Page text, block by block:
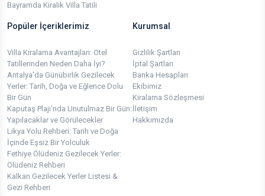
Bayramda Kiralık Villa Tatili
Popüler İçeriklerimiz
Villa Kiralama Avantajları: Otel
Tatillerinden Neden Daha İyi?
Antalya'da Günübirlik Gezilecek
Yerler: Tarih, Doğa ve Eğlence Dolu
Bir Gün
Kaputaş Plajı'nda Unutulmaz Bir Gün:
Yapılacaklar ve Görülecekler
Likya Yolu Rehberi: Tarih ve Doğa
İçinde Eşsiz Bir Yolculuk
Fethiye Ölüdeniz Gezilecek Yerler:
Ölüdeniz Rehberi
Kalkan Gezilecek Yerler Listesi &
Gezi Rehberi
Kurumsal
Gizlilik Şartları
İptal Şartları
Banka Hesapları
Ekibimiz
Kiralama Sözleşmesi
İletişim
Hakkımızda